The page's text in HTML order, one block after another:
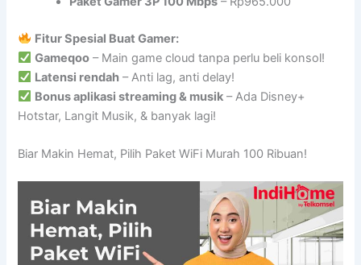
Fitur Spesial Buat Gamer:
Gameqoo – Main game cloud tanpa perlu beli konsol!
Latensi rendah – Anti lag, anti delay!
Bonus aplikasi streaming & musik – Ada Disney+
Hotstar, Langit Musik, & banyak lagi!
Biar Makin Hemat, Pilih Paket WiFi Murah 100 Ribuan!